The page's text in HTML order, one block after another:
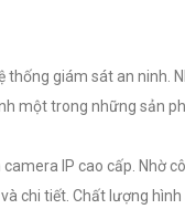
giám sát an ninh.
một trong những sản
IP cao cấp. Nhờ
chi tiết. Chất lượng